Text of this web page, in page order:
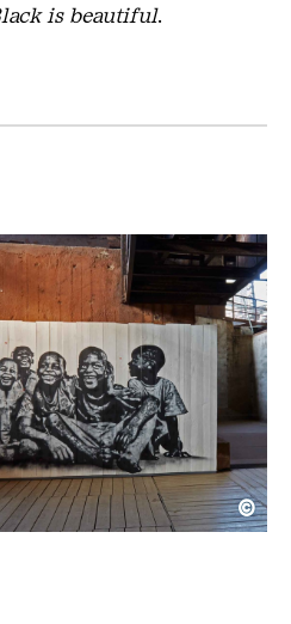
is beautiful.
Völklinger Hütte /
©